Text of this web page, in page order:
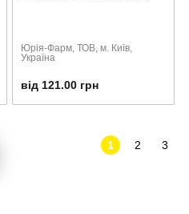
Юрія-Фарм, ТОВ, м. Київ,
Україна
від 121.00 грн
1 2 3